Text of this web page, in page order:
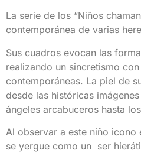
La serie de los “Niños
contemporánea de varias
Sus cuadros evocan las
realizando un sincretismo
contemporáneas. La piel de
desde las históricas
ángeles arcabuceros hasta
Al observar a este niño icono
se yergue como un ser